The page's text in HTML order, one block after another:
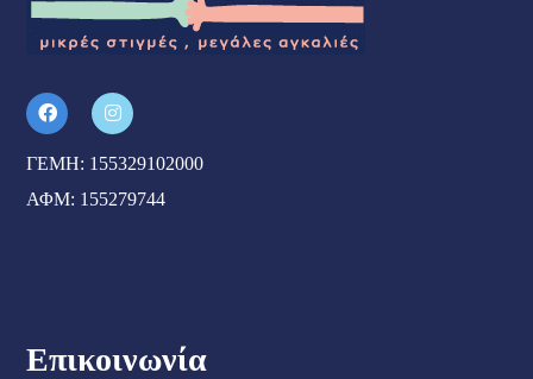
ΓΕΜΗ: 155329102000
ΑΦΜ: 155279744
Επικοινωνία